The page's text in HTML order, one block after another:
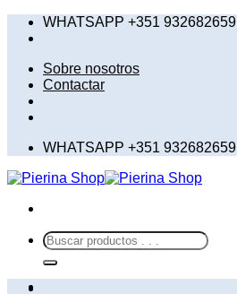
SaltarWHATSAPP +351 932682659
Sobre nosotros
Contactar
WHATSAPP +351 932682659
Buscar
por: